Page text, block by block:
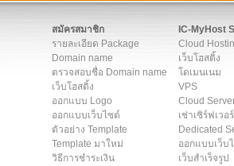
สมัครสมาชิก
รายละเอียด Package
Domain name
ตรวจสอบชื่อ Domain name
เว็บโฮสติ้ง
ออกแบบ Logo
ออกแบบเว็บไซต์
ตัวอย่าง Template
Template มาใหม่
วิธีการชำระเงิน
IC-MyHost
Cloud
เว็บโฮสติ้ง
โดเมนเนม
VPS
Cloud
เช่าเซิร์ฟเวอร์
Dedicated
ออกแบบเว็บ
เว็บสำเร็จรูป